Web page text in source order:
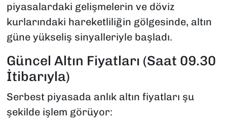
piyasalardaki gelişmelerin ve döviz
kurlarındaki hareketliliğin gölgesinde, altın
güne yükseliş sinyalleriyle başladı.
Güncel Altın Fiyatları (Saat 09.30
İtibarıyla)
Serbest piyasada anlık altın fiyatları şu
şekilde işlem görüyor: